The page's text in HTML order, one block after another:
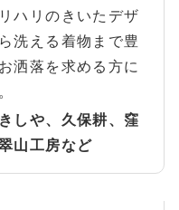
ハリのきいたデザ
洗える着物まで豊
洒落を求める方に
しや、久保耕、窪
山工房など